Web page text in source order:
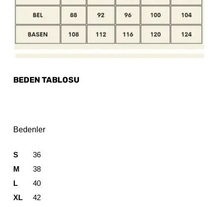
BEDEN TABLOSU
Bedenler
S
36
M
38
L
40
XL
42